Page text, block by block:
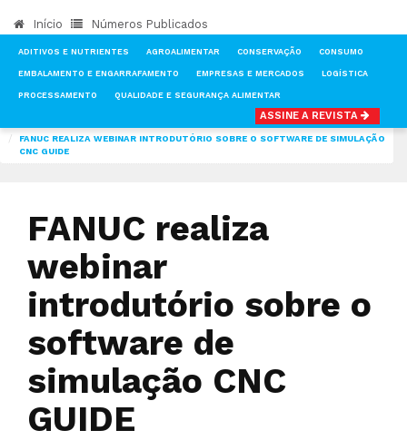
Início Números Publicados
ADITIVOS E NUTRIENTES AGROALIMENTAR CONSERVAÇÃO CONSUMO
EMBALAMENTO E ENGARRAFAMENTO EMPRESAS E MERCADOS LOGÍSTICA
PROCESSAMENTO QUALIDADE E SEGURANÇA ALIMENTAR
ASSINE A REVISTA
TECNOLOGIA & INVESTIGAÇÃO
FANUC REALIZA WEBINAR INTRODUTÓRIO SOBRE O SOFTWARE DE SIMULAÇÃO
CNC GUIDE
FANUC realiza
webinar
introdutório sobre o
software de
simulação CNC
GUIDE